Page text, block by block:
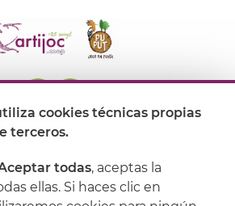
cookies técnicas propias
terceros.
todas, aceptas la
ellas. Si haces clic en